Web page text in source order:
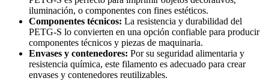
iluminación, o componentes con fines estéticos.
Componentes técnicos: La resistencia y durabilidad del
PETG-S lo convierten en una opción confiable para producir
componentes técnicos y piezas de maquinaria.
Envases y contenedores: Por su seguridad alimentaria y
resistencia química, este filamento es adecuado para crear
envases y contenedores reutilizables.